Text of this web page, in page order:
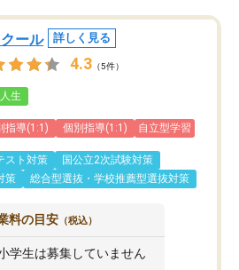
ール 詳しく見る
4.3 （5件）
生
指導(1:1) 個別指導(1:1) 自立型学習
スト対策
国公立2次試験対策
策
総合型選抜・学校推薦型選抜対策
料の目安 （税込）
学生は募集していません